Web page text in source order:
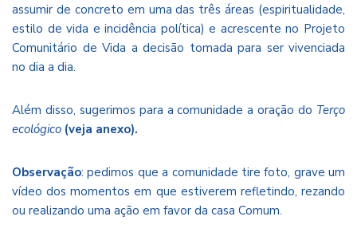
assumir de concreto em uma das três áreas (espiritualidade,
estilo de vida e incidência política) e acrescente no Projeto
Comunitário de Vida a decisão tomada para ser vivenciada
no dia a dia.
Além disso, sugerimos para a comunidade a oração do Terço
ecológico (veja anexo).
Observação: pedimos que a comunidade tire foto, grave um
vídeo dos momentos em que estiverem refletindo, rezando
ou realizando uma ação em favor da casa Comum.